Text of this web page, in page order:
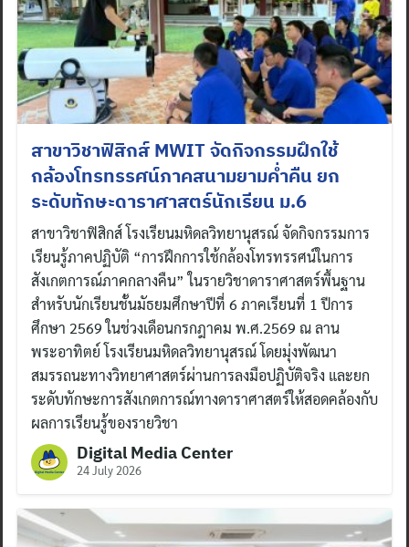
สาขาวิชาฟิสิกส์ MWIT จัดกิจกรรมฝึกใช้
กล้องโทรทรรศน์ภาคสนามยามค่ำคืน ยก
ระดับทักษะดาราศาสตร์นักเรียน ม.6
สาขาวิชาฟิสิกส์ โรงเรียนมหิดลวิทยานุสรณ์ จัดกิจกรรมการ
เรียนรู้ภาคปฏิบัติ “การฝึกการใช้กล้องโทรทรรศน์ในการ
สังเกตการณ์ภาคกลางคืน” ในรายวิชาดาราศาสตร์พื้นฐาน
สำหรับนักเรียนชั้นมัธยมศึกษาปีที่ 6 ภาคเรียนที่ 1 ปีการ
ศึกษา 2569 ในช่วงเดือนกรกฎาคม พ.ศ.2569 ณ ลาน
พระอาทิตย์ โรงเรียนมหิดลวิทยานุสรณ์ โดยมุ่งพัฒนา
สมรรถนะทางวิทยาศาสตร์ผ่านการลงมือปฏิบัติจริง และยก
ระดับทักษะการสังเกตการณ์ทางดาราศาสตร์ให้สอดคล้องกับ
ผลการเรียนรู้ของรายวิชา
Digital Media Center
24 July 2026